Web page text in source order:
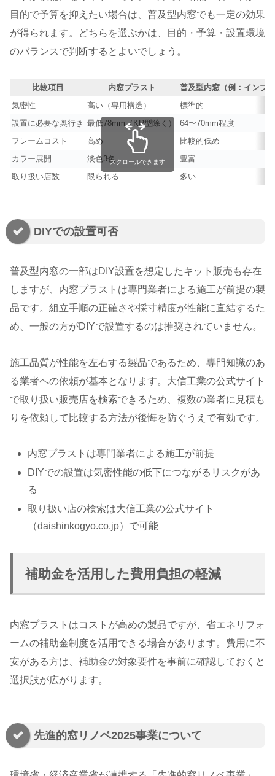
目的で予算を抑えたい場合は、普及型内窓でも一定の効果
が得られます。どちらを選ぶかは、目的・予算・設置環境
のバランスで判断するとよいでしょう。
比較項目 内窓プラスト
普及型内窓（例：インプ
気密性
高い（専用構造）
標準的
設置に必要な奥行き 最低78mm（KR型除く）
64〜70mm程度
フレームコスト
高め
比較的低め
カラー展開
淡色3色
豊富
取り扱い店数
限られる 多い
スクロールできます
DIYでの設置可否
普及型内窓の一部はDIY設置を想定したキット販売も存在
しますが、内窓プラストは専門業者による施工が前提の製
品です。組立手順の正確さや採寸精度が性能に直結するた
め、一般の方がDIYで設置するのは推奨されていません。
施工品質が性能を左右する製品であるため、専門知識のあ
る業者への依頼が基本となります。大信工業の公式サイト
で取り扱い販売店を検索できるため、複数の業者に見積も
りを依頼して比較する方法が後悔を防ぐうえで有効です。
内窓プラストは専門業者による施工が前提
DIYでの設置は気密性能の低下につながるリスクがあ
る
取り扱い店の検索は大信工業の公式サイト
（daishinkogyo.co.jp）で可能
補助金を活用した費用負担の軽減
内窓プラストはコストが高めの製品ですが、省エネリフォ
ームの補助金制度を活用できる場合があります。費用に不
安がある方は、補助金の対象要件を事前に確認しておくと
選択肢が広がります。
先進的窓リノベ2025事業について